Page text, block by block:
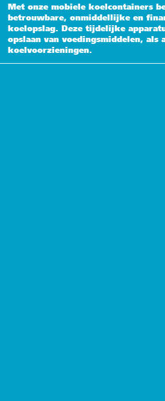
Met onze mobiele koelcontainers
betrouwbare, onmiddellijke en
koelopslag. Deze tijdelijke
opslaan van voedingsmiddelen, als
koelvoorzieningen.